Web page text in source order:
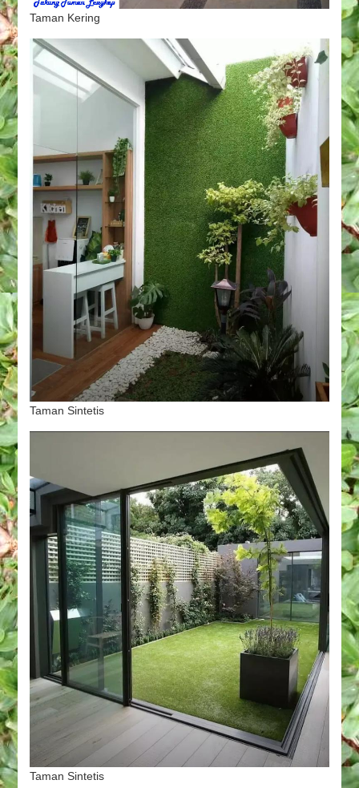
Taman Kering
Taman Sintetis
Taman Sintetis